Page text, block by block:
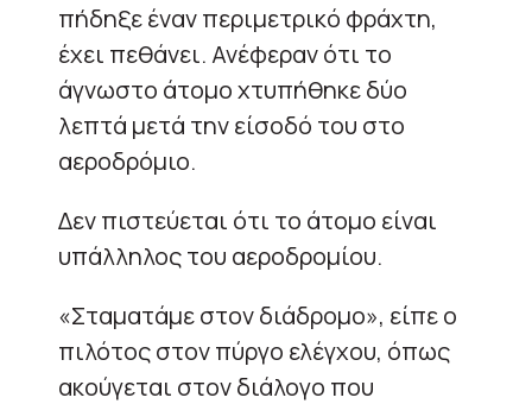
πήδηξε έναν περιμετρικό φράχτη,
έχει πεθάνει. Ανέφεραν ότι το
άγνωστο άτομο χτυπήθηκε δύο
λεπτά μετά την είσοδό του στο
αεροδρόμιο.
Δεν πιστεύεται ότι το άτομο είναι
υπάλληλος του αεροδρομίου.
«Σταματάμε στον διάδρομο», είπε ο
πιλότος στον πύργο ελέγχου, όπως
ακούγεται στον διάλογο που